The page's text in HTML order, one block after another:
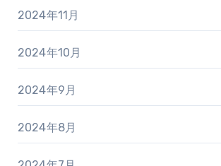
2024年11月
2024年10月
2024年9月
2024年8月